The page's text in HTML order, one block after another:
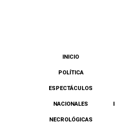
INICIO
POLÍTICA
ESPECTÁCULOS
NACIONALES
NECROLÓGICAS